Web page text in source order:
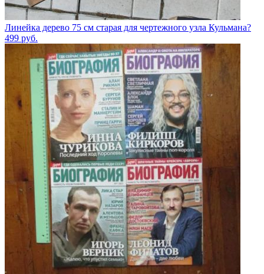
Линейка дерево 75 см старая для чертежного узла Кульмана?
499 руб.